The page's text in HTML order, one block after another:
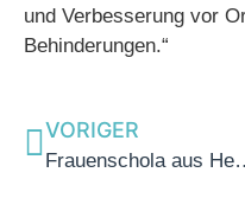
und Verbesserung vor
Behinderungen.“
VORIGER
Frauenschola aus